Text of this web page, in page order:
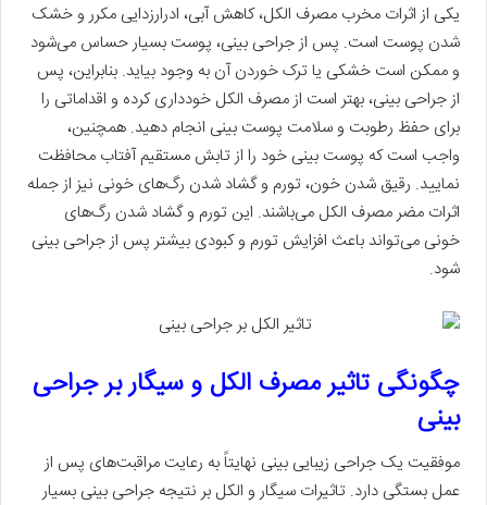
یکی از اثرات مخرب مصرف الکل، کاهش آبی، ادرارزدایی مکرر و خشک
شدن پوست است. پس از جراحی بینی، پوست بسیار حساس می‌شود
و ممکن است خشکی یا ترک خوردن آن به وجود بیاید. بنابراین، پس
از جراحی بینی، بهتر است از مصرف الکل خودداری کرده و اقداماتی را
برای حفظ رطوبت و سلامت پوست بینی انجام دهید. همچنین،
واجب است که پوست بینی خود را از تابش مستقیم آفتاب محافظت
نمایید. رقیق شدن خون، تورم و گشاد شدن رگ‌های خونی نیز از جمله
اثرات مضر مصرف الکل می‌باشند. این تورم و گشاد شدن رگ‌های
خونی می‌تواند باعث افزایش تورم و کبودی بیشتر پس از جراحی بینی
شود.
چگونگی تاثیر مصرف الکل و سیگار بر جراحی
بینی
موفقیت یک جراحی زیبایی بینی نهایتاً به رعایت مراقبت‌های پس از
عمل بستگی دارد. تاثیرات سیگار و الکل بر نتیجه جراحی بینی بسیار